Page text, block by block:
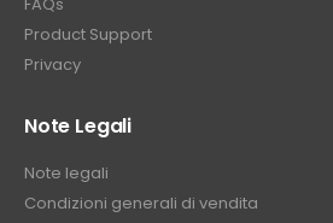
Product Support
Privacy
Note Legali
Note legali
Condizioni generali di vendita